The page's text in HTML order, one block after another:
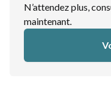
N’attendez plus,
maintenant.